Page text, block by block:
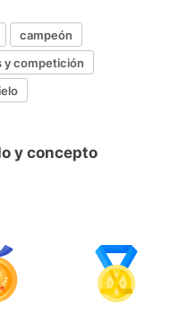
campeón
y competición
y concepto